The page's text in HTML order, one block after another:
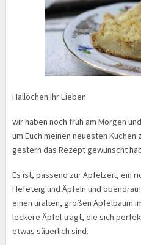
Hallöchen Ihr Lieben
wir haben noch früh am Morgen
um Euch meinen neuesten Kuchen
gestern das Rezept gewünscht
Es ist, passend zur Apfelzeit, ein
Hefeteig und Äpfeln und
einen uralten, großen Apfelbaum
leckere Äpfel trägt, die sich
etwas säuerlich sind.